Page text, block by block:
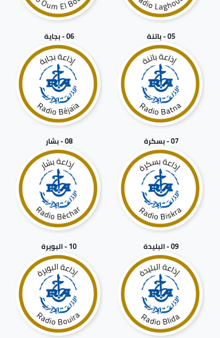
05 - باتنة 06 - بجاية
07 - بسكرة 08 - بشار
09 - البليدة 10 - البويرة